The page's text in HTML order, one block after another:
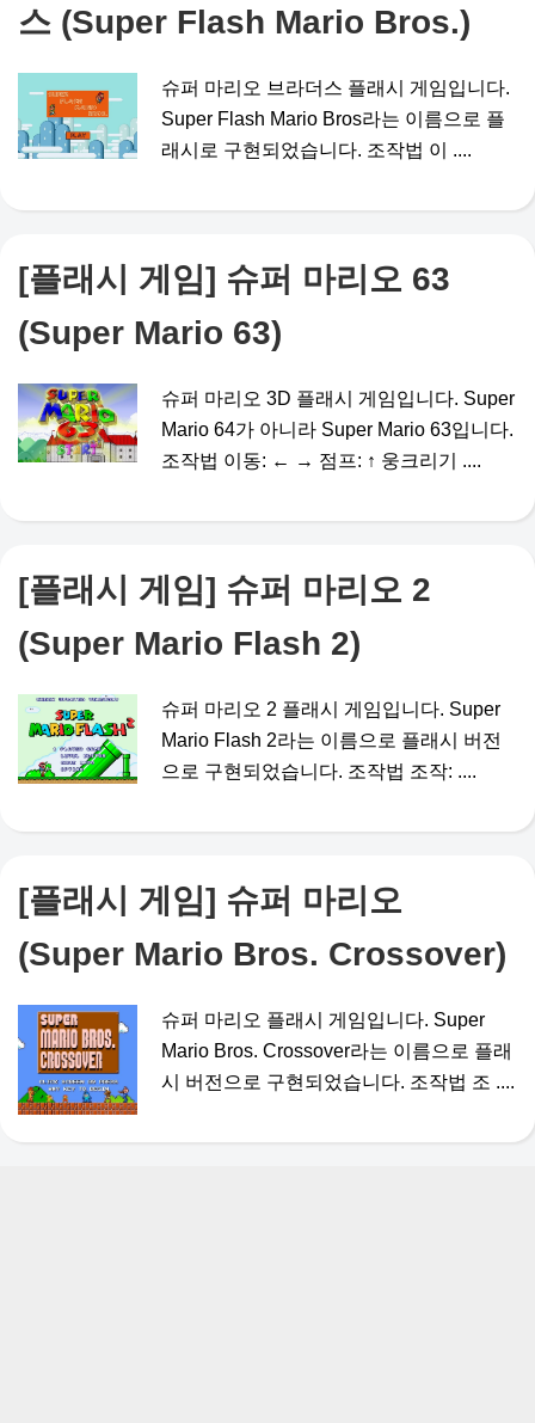
스 (Super Flash Mario Bros.)
슈퍼 마리오 브라더스 플래시 게임입니다.
Super Flash Mario Bros라는 이름으로 플
래시로 구현되었습니다. 조작법 이 ....
[플래시 게임] 슈퍼 마리오 63
(Super Mario 63)
슈퍼 마리오 3D 플래시 게임입니다. Super
Mario 64가 아니라 Super Mario 63입니다.
조작법 이동: ← → 점프: ↑ 웅크리기 ....
[플래시 게임] 슈퍼 마리오 2
(Super Mario Flash 2)
슈퍼 마리오 2 플래시 게임입니다. Super
Mario Flash 2라는 이름으로 플래시 버전
으로 구현되었습니다. 조작법 조작: ....
[플래시 게임] 슈퍼 마리오
(Super Mario Bros. Crossover)
슈퍼 마리오 플래시 게임입니다. Super
Mario Bros. Crossover라는 이름으로 플래
시 버전으로 구현되었습니다. 조작법 조 ....